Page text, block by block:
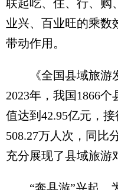
联起吃、住、行、购
业兴、百业旺的乘数
带动作用。
《全国县域旅游发
2023年，我国1866
值达到42.95亿元，
508.27万人次，同比
充分展现了县域旅游